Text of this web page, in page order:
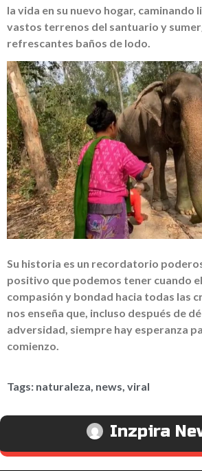
la vida en su nuevo hogar, caminando
vastos terrenos del santuario y
refrescantes baños de lodo.
Su historia es un recordatorio
positivo que podemos tener cuando
compasión y bondad hacia todas las
nos enseña que, incluso después de
adversidad, siempre hay esperanza
comienzo.
Tags: naturaleza news viral
Inzpira